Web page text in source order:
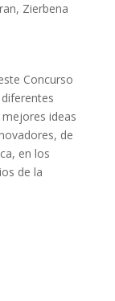
, Zierbena
Concurso
ideas
de
en los
de la